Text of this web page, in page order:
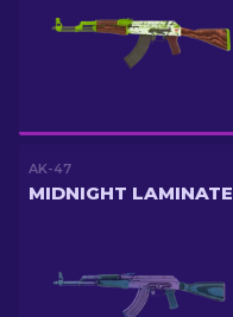
AK-47
MIDNIGHT LAMINATE